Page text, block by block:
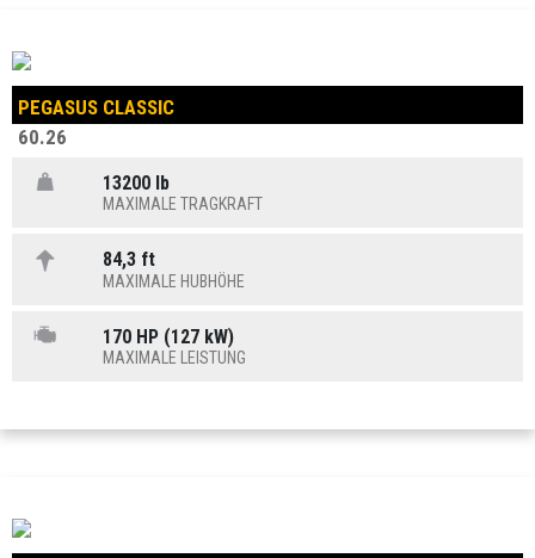
PEGASUS CLASSIC
60.26
13200 lb
MAXIMALE TRAGKRAFT
84,3 ft
MAXIMALE HUBHÖHE
170 HP (127 kW)
MAXIMALE LEISTUNG